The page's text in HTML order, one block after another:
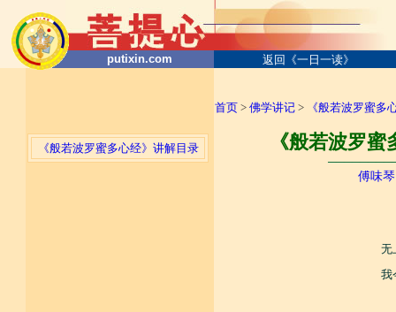
putixin.com 返回《一日一读》
《般若波罗蜜多心经》讲解目录
首页 > 佛学讲记 > 《般若波罗蜜多
《般若波罗
傅味琴
无
我